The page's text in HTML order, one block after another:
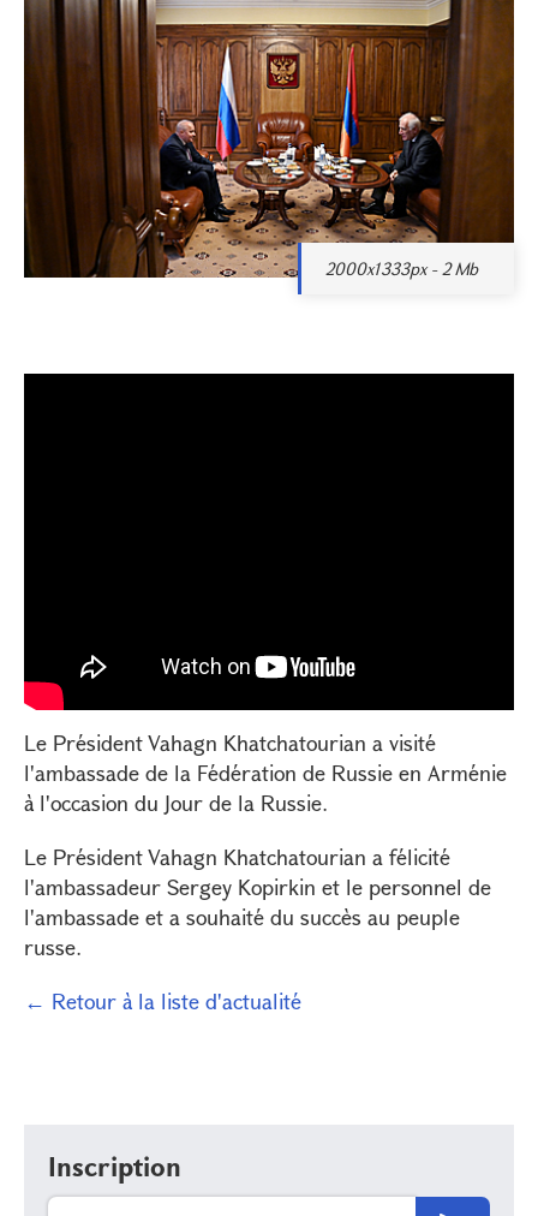
2000x1333px - 2 Mb
Le Président Vahagn Khatchatourian a visité
l'ambassade de la Fédération de Russie en Arménie
à l'occasion du Jour de la Russie.
Le Président Vahagn Khatchatourian a félicité
l'ambassadeur Sergey Kopirkin et le personnel de
l'ambassade et a souhaité du succès au peuple
russe.
← Retour à la liste d'actualité
Inscription